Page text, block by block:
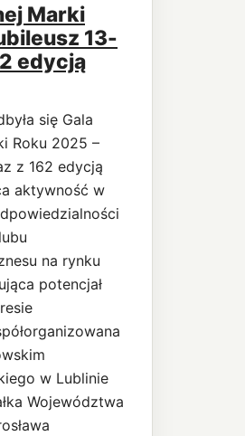
Marki
13-
edycją
się Gala
Roku 2025 –
z 162 edycją
aktywność w
na rynku
potencjał
w Lublinie
Województwa